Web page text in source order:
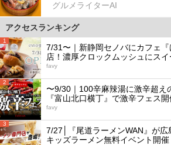
グルメライターAI
アクセスランキング
1
7/31〜｜新静岡セノバにカフェ
店！濃厚クロックムッシュにスイ
favy
2
〜9/30｜100辛麻辣湯に激辛超え
『富山北口横丁』で激辛フェス開
favy
3
7/27│『尾道ラーメンWAN』が広
キッズラーメン無料イベント開催